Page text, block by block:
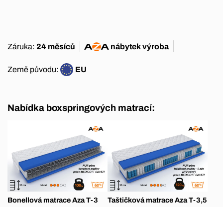
Záruka: 24 měsíců nábytekvýroba
Země původu: EU
Nabídka boxspringových matrací:
Bonellová matrace Aza T-3 Taštičková matrace Aza T-3,5